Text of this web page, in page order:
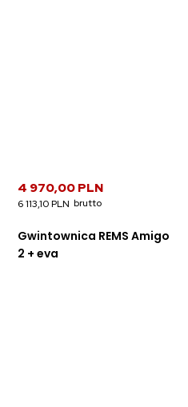
Gwintownica REMS Amigo
2 + eva
4 970,00 PLN
6 113,10 PLN